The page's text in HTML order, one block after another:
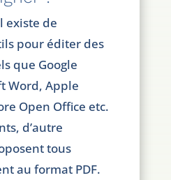
existe de
pour éditer des
que Google
Word, Apple
Open Office etc.
d’autre
tous
au format PDF.